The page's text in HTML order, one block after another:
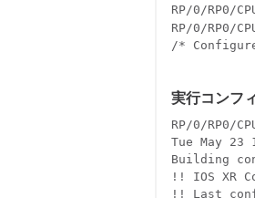
RP/0/RP0/
RP/0/RP0/
/*
実行コンフ
RP/0/RP0/
Tue May 23
Building
!! IOS XR
!! Last